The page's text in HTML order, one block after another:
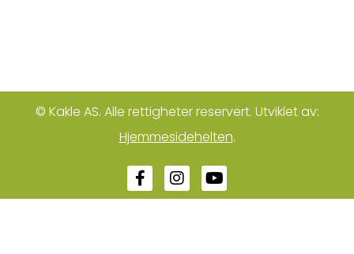
© Kakle AS. Alle rettigheter reservert. Utviklet av:
Hjemmesidehelten.